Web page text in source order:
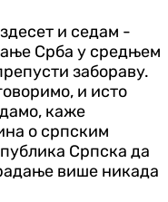
и седам -
Срба у средњем
забораву.
и исто
каже
о српским
Српска да
више никада